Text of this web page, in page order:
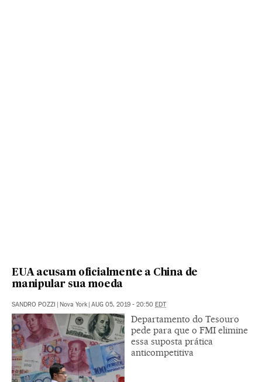
EUA acusam oficialmente a China de
manipular sua moeda
SANDRO POZZI Nova York AUG 05, 2019 - 20:50 EDT
Departamento do Tesouro
pede para que o FMI elimine
essa suposta prática
anticompetitiva